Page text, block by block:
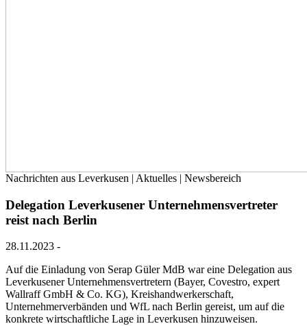
Nachrichten aus Leverkusen | Aktuelles | Newsbereich
Delegation Leverkusener Unternehmensvertreter
reist nach Berlin
28.11.2023 -
Auf die Einladung von Serap Güler MdB war eine Delegation aus
Leverkusener Unternehmensvertretern (Bayer, Covestro, expert
Wallraff GmbH & Co. KG), Kreishandwerkerschaft,
Unternehmerverbänden und WfL nach Berlin gereist, um auf die
konkrete wirtschaftliche Lage in Leverkusen hinzuweisen.